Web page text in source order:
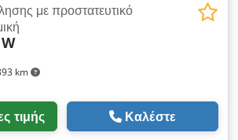
km
με προστατευτικό
τιμής Καλέστε